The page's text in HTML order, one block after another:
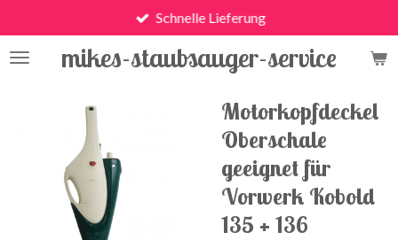
Hauptinhalt
springenmikes-staubsauger-service
Schnelle Lieferung
Motorkopfdeckel
Oberschale
geeignet für
Vorwerk Kobold
135 + 136